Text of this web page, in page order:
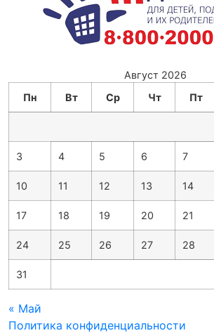
Август 2026
Пн
Вт Ср Чт Пт
3 4 5 6 7
10 11 12 13 14
17 18 19 20 21
24 25 26 27 28
31
« Май
Политика конфиденциальности